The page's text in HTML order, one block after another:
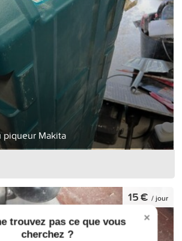
piqueur Makita
15 € / jour
×
trouvez pas ce que vous
cherchez ?